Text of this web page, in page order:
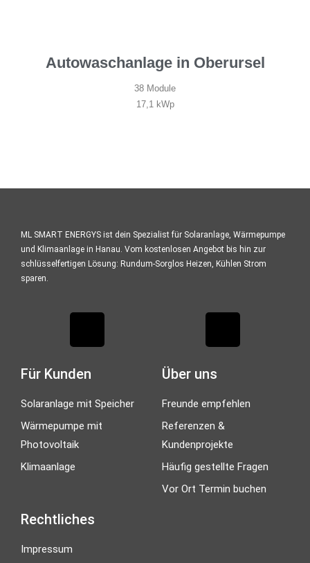
Autowaschanlage in Oberursel
38 Module
17,1 kWp
ML SMART ENERGYS ist dein Spezialist für Solaranlage, Wärmepumpe
und Klimaanlage in Hanau. Vom kostenlosen Angebot bis hin zur
schlüsselfertigen Lösung: Rundum-Sorglos Heizen, Kühlen Strom
sparen.
Für Kunden
Solaranlage mit Speicher
Wärmepumpe mit
Photovoltaik
Klimaanlage
Über uns
Freunde empfehlen
Referenzen &
Kundenprojekte
Häufig gestellte Fragen
Vor Ort Termin buchen
Rechtliches
Impressum